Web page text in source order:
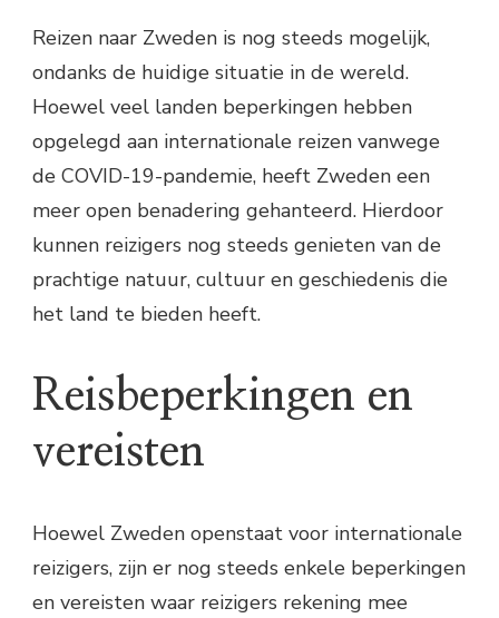
Reizen naar Zweden is nog steeds mogelijk,
ondanks de huidige situatie in de wereld.
Hoewel veel landen beperkingen hebben
opgelegd aan internationale reizen vanwege
de COVID-19-pandemie, heeft Zweden een
meer open benadering gehanteerd. Hierdoor
kunnen reizigers nog steeds genieten van de
prachtige natuur, cultuur en geschiedenis die
het land te bieden heeft.
Reisbeperkingen en
vereisten
Hoewel Zweden openstaat voor internationale
reizigers, zijn er nog steeds enkele beperkingen
en vereisten waar reizigers rekening mee